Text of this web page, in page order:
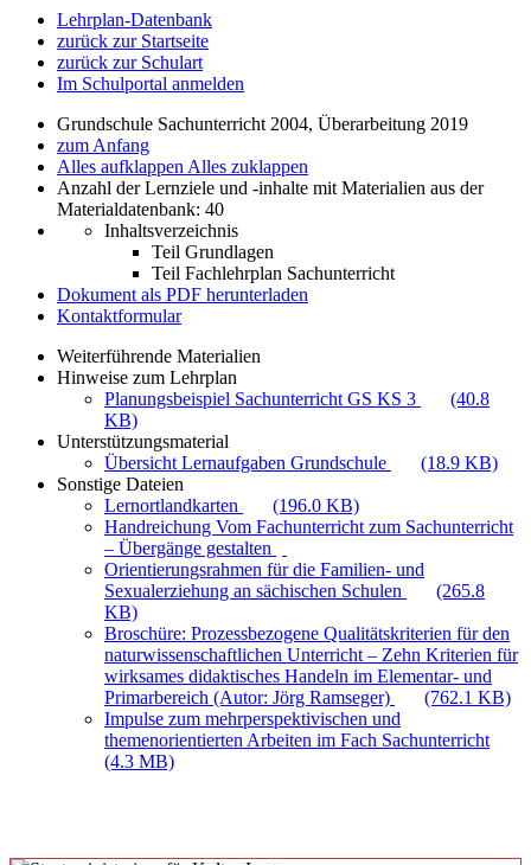
Lehrplan-Datenbank
zurück zur Startseite
zurück zur Schulart
Im Schulportal anmelden
Grundschule Sachunterricht 2004, Überarbeitung 2019
zum Anfang
Alles aufklappen Alles zuklappen
Anzahl der Lernziele und -inhalte mit Materialien aus der
Materialdatenbank: 40
Inhaltsverzeichnis
Teil Grundlagen
Teil Fachlehrplan Sachunterricht
Dokument als PDF herunterladen
Kontaktformular
Weiterführende Materialien
Hinweise zum Lehrplan
Planungsbeispiel Sachunterricht GS KS 3
(40.8
KB)
Unterstützungsmaterial
Übersicht Lernaufgaben Grundschule
(18.9 KB)
Sonstige Dateien
Lernortlandkarten
(196.0 KB)
Handreichung Vom Fachunterricht zum Sachunterricht
– Übergänge gestalten
Orientierungsrahmen für die Familien- und
Sexualerziehung an sächischen Schulen
(265.8
KB)
Broschüre: Prozessbezogene Qualitätskriterien für den
naturwissenschaftlichen Unterricht – Zehn Kriterien für
wirksames didaktisches Handeln im Elementar- und
Primarbereich (Autor: Jörg Ramseger)
(762.1 KB)
Impulse zum mehrperspektivischen und
themenorientierten Arbeiten im Fach Sachunterricht
(4.3 MB)